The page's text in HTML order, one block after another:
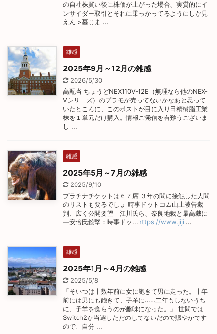
の自社株買い後に株価が上がった場合、実質的にイ
ンサイダー取引とそれに乗っかってるようにしか見
えん >墓じま ...
雑感
2025年9月～12月の雑感
2026/5/30
高配当 ちょうどNEX110V-12E（無理なら他のNEX-
Vシリーズ）のプラモが売ってないかなあと思って
いたところに、このポストが目に入り日精樹脂工業
株を１単元だけ購入。情報ご発信を有難うございま
し ...
雑感
2025年5月～7月の雑感
2025/9/10
プラチナチケットは６７席 ３年の間に接触した人間
のリストも要るでしょ 時事ドットコム山上被告裁
判、広く公開要望 江川氏ら、奈良地裁と最高裁に
―安倍氏銃撃：時事ドッ...https://www.jiji ...
雑感
2025年1月～4月の雑感
2025/5/8
「そいつは十数年前に女に飽きて男に走った。十年
前には男にも飽きて、子羊に……二年もしないうち
に、子羊を食らうのが趣味になった。」 世間では
Switch2が当選しただのしてないだので賑やかです
ので、自分 ...